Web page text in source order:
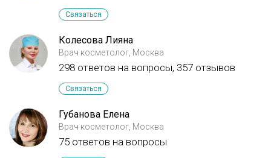
Связаться
Колесова Лияна
Врач косметолог, Москва
298 ответов на вопросы, 357 отзывов
Связаться
Губанова Елена
Врач косметолог, Москва
75 ответов на вопросы